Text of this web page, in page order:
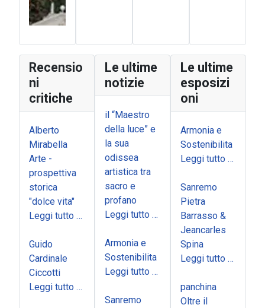
Recensio
ni
critiche
Alberto
Mirabella
Arte -
prospettiva
storica
"dolce vita"
Leggi tutto …
Guido
Cardinale
Ciccotti
Leggi tutto …
Le ultime
notizie
il “Maestro
della luce” e
la sua
odissea
artistica tra
sacro e
profano
Leggi tutto …
Armonia e
Sostenibilita
Leggi tutto …
Sanremo
Le ultime
esposizi
oni
Armonia e
Sostenibilita
Leggi tutto …
Sanremo
Pietra
Barrasso &
Jeancarles
Spina
Leggi tutto …
panchina
Oltre il